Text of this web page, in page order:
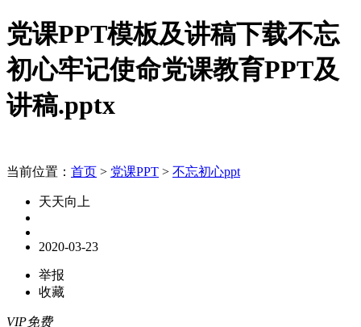
党课PPT模板及讲稿下载不忘
初心牢记使命党课教育PPT及
讲稿.pptx
当前位置： 首页 > 党课PPT > 不忘初心ppt
天天向上
2020-03-23
举报
收藏
VIP免费